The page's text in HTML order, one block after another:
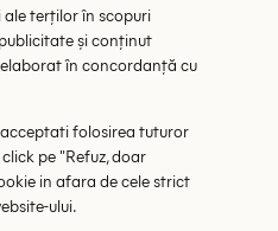
ale terților în scopuri
și conținut
în concordanță cu
acceptati folosirea tuturor
pe "Refuz, doar
in afara de cele strict
ului.